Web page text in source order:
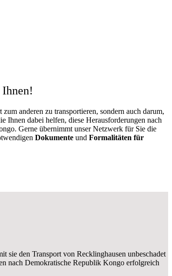
!
anderen zu transportieren, sondern auch darum,
Ihnen dabei helfen, diese Herausforderungen nach
Gerne übernimmt unser Netzwerk für Sie die
Dokumenteund Formalitäten für
sie den Transport von Recklinghausen unbeschadet
nach Demokratische Republik Kongo erfolgreich